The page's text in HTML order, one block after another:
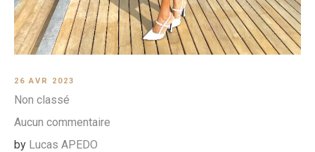
26 AVR 2023
Non classé
Aucun commentaire
by Lucas APEDO